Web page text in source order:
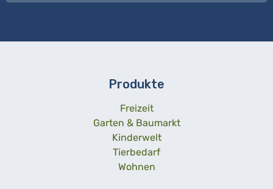
Produkte
Freizeit
Garten & Baumarkt
Kinderwelt
Tierbedarf
Wohnen